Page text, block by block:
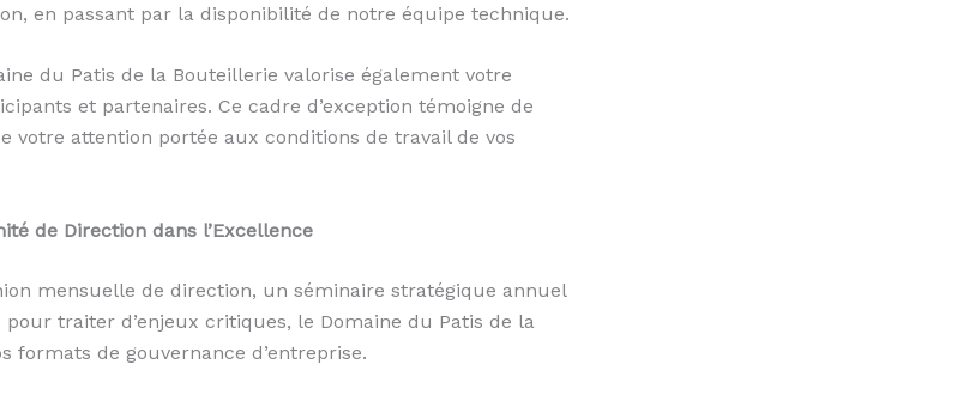
en passant par la disponibilité de notre équipe technique.
du Patis de la Bouteillerie valorise également votre
et partenaires. Ce cadre d’exception témoigne de
votre attention portée aux conditions de travail de vos
de Direction dans l’Excellence
mensuelle de direction, un séminaire stratégique annuel
traiter d’enjeux critiques, le Domaine du Patis de la
formats de gouvernance d’entreprise.